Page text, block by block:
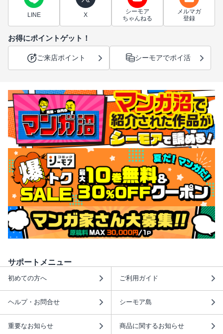
LINE X
シーモア
ちゃんねる
メルマガ
登録
お得にポイントゲット！
ご来店ポイント シーモアでポイ活
サポートメニュー
初めての方へ ご利用ガイド
ヘルプ・お問合せ シーモア島
重要なお知らせ 商品に関するお知らせ